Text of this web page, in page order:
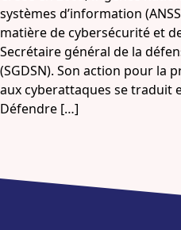
Réseau &
Opportunités
Coworking
systèmes d’information
matière de cybersécurité et
Secrétaire général de la
(SGDSN). Son action pour la
aux cyberattaques se traduit
Défendre […]